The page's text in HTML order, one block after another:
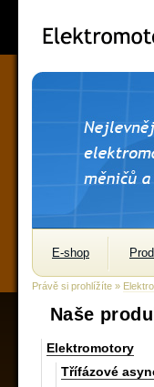
E-shop
Právě si prohlížíte »
Naše
Elektromotory
Třífázové